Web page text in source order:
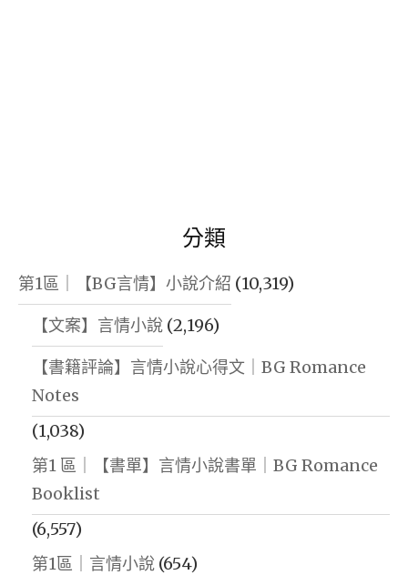
分類
第1區｜【BG言情】小說介紹 (10,319)
【文案】言情小說 (2,196)
【書籍評論】言情小說心得文｜BG Romance
Notes
(1,038)
第1 區｜【書單】言情小說書單｜BG Romance
Booklist
(6,557)
第1區｜言情小說 (654)